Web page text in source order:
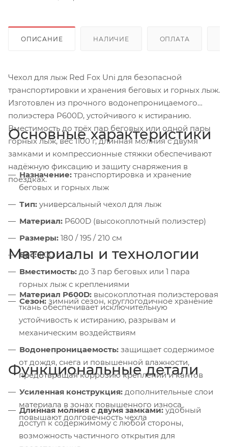
ОПИСАНИЕ НАЛИЧИЕ ОПЛАТА
Чехол для лыж Red Fox Uni для безопасной
транспортировки и хранения беговых и горных лыж.
Изготовлен из прочного водонепроницаемого
полиэстера P600D, устойчивого к истиранию.
Вместимость до трёх пар беговых или одной пары
горных лыж, вес 1100 г, длинная молния с двумя
замками и компрессионные стяжки обеспечивают
надёжную фиксацию и защиту снаряжения в
поездках.
Основные характеристики
Назначение: транспортировка и хранение
беговых и горных лыж
Тип: универсальный чехол для лыж
Материал: P600D (высокоплотный полиэстер)
Размеры: 180 / 195 / 210 см
Вес:1100 г
Вместимость: до 3 пар беговых или 1 пара
горных лыж с креплениями
Сезон: зимний сезон, круглогодичное хранение
Материалы и технологии
Материал P600D: высокоплотная полиэстеровая
ткань обеспечивает исключительную
устойчивость к истиранию, разрывам и
механическим воздействиям
Водонепроницаемость: защищает содержимое
от дождя, снега и повышенной влажности,
предотвращая коррозию креплений и кантов
Усиленная конструкция: дополнительные слои
материала в зонах повышенного износа
повышают долговечность чехла
Функциональные детали
Длинная молния с двумя замками:удобный
доступ к содержимому с любой стороны,
возможность частичного открытия для